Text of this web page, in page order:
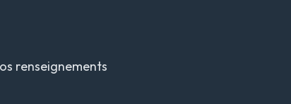
renseignements